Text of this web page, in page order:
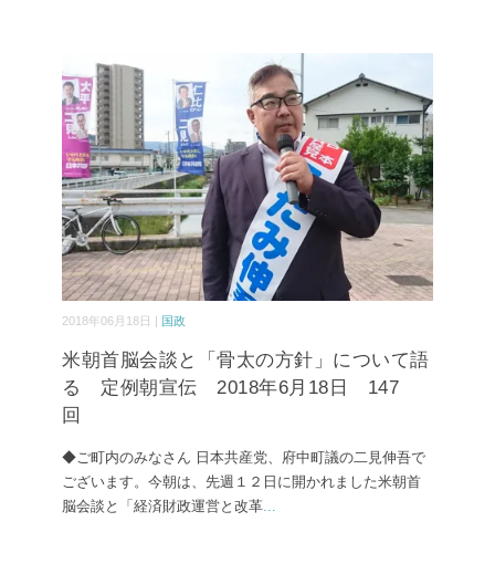
2018年06月18日 | 国政
米朝首脳会談と「骨太の方針」について語
る 定例朝宣伝 2018年6月18日 147
回
◆ご町内のみなさん 日本共産党、府中町議の二見伸吾で
ございます。今朝は、先週１２日に開かれました米朝首
脳会談と「経済財政運営と改革...